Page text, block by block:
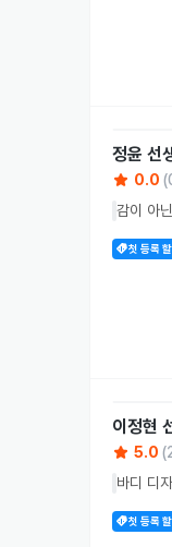
정윤 선
0.0 (
감이 아
첫 등록
이정현
5.0 (
바디 디
첫 등록